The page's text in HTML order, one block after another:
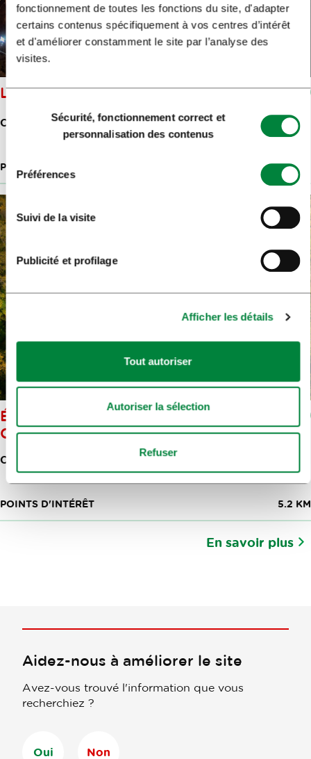
fonctionnement de toutes les fonctions du site, d'adapter
certains contenus spécifiquement à vos centres d’intérêt
et d'améliorer constamment le site par l’analyse des
visites.
du
consentement
Sécurité, fonctionnement correct et
personnalisation des contenus
Préférences
Suivi de la visite
Publicité et profilage
Afficher les détails
Tout autoriser
Autoriser la sélection
Refuser
LA GROTTE ŽUPANOVA JAMA
CEROVO 9
PARCS ET NATURE 4.7 KM
ÉGLISE FORTIFIEE TABOR NAD
CEROVIM
CEROVO 8
POINTS D'INTÉRÊT 5.2 KM
En savoir plus
Aidez-nous à améliorer le site
Avez-vous trouvé l'information que vous
recherchiez ?
Oui Non